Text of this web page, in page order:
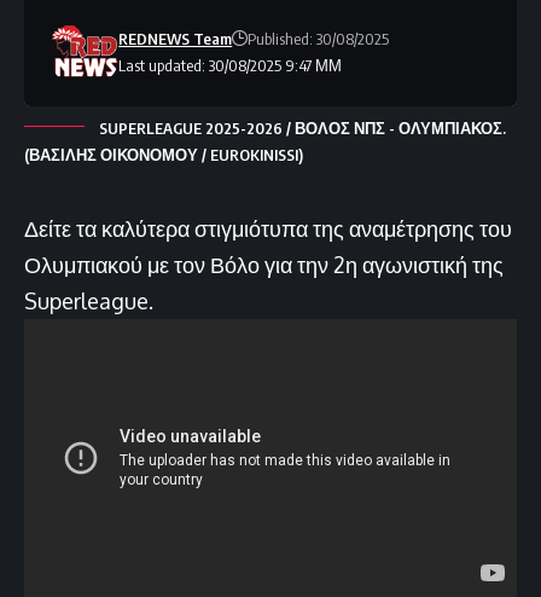
Last updated: 30/08/2025 9:47 ΜΜ
REDNEWS Team Published: 30/08/2025
SUPERLEAGUE 2025-2026 / ΒΟΛΟΣ ΝΠΣ - ΟΛΥΜΠΙΑΚΟΣ.
(ΒΑΣΙΛΗΣ ΟΙΚΟΝΟΜΟΥ / EUROKINISSI)
Δείτε τα καλύτερα στιγμιότυπα της αναμέτρησης του
Ολυμπιακού με τον Βόλο για την 2η αγωνιστική της
Superleague.